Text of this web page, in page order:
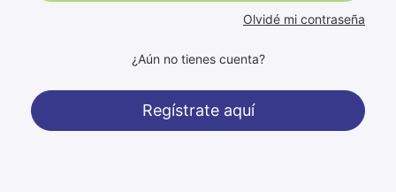
Olvidé mi contraseña
¿Aún no tienes cuenta?
Regístrate aquí